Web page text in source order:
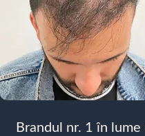
Brandul nr. 1 în